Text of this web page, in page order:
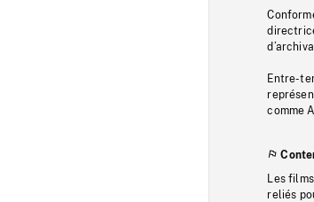
Entre-
comme
Les
reliés